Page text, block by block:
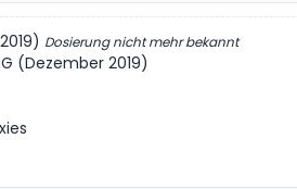
Dosierung nicht mehr bekannt
(Dezember 2019)